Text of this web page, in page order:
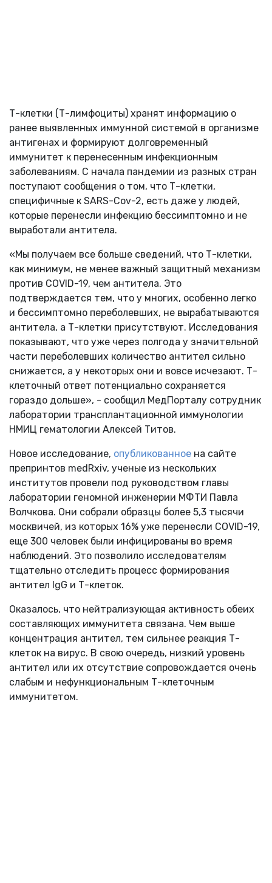
Т-клетки (Т-лимфоциты) хранят информацию о
ранее выявленных иммунной системой в организме
антигенах и формируют долговременный
иммунитет к перенесенным инфекционным
заболеваниям. С начала пандемии из разных стран
поступают сообщения о том, что Т-клетки,
специфичные к SARS-Cov-2, есть даже у людей,
которые перенесли инфекцию бессимптомно и не
выработали антитела.
«Мы получаем все больше сведений, что Т-клетки,
как минимум, не менее важный защитный механизм
против COVID-19, чем антитела. Это
подтверждается тем, что у многих, особенно легко
и бессимптомно переболевших, не вырабатываются
антитела, а Т-клетки присутствуют. Исследования
показывают, что уже через полгода у значительной
части переболевших количество антител сильно
снижается, а у некоторых они и вовсе исчезают. Т-
клеточный ответ потенциально сохраняется
гораздо дольше», - сообщил МедПорталу сотрудник
лаборатории трансплантационной иммунологии
НМИЦ гематологии Алексей Титов.
Новое исследование, опубликованное на сайте
препринтов medRxiv, ученые из нескольких
институтов провели под руководством главы
лаборатории геномной инженерии МФТИ Павла
Волчкова. Они собрали образцы более 5,3 тысячи
москвичей, из которых 16% уже перенесли COVID-19,
еще 300 человек были инфицированы во время
наблюдений. Это позволило исследователям
тщательно отследить процесс формирования
антител IgG и Т-клеток.
Оказалось, что нейтрализующая активность обеих
составляющих иммунитета связана. Чем выше
концентрация антител, тем сильнее реакция Т-
клеток на вирус. В свою очередь, низкий уровень
антител или их отсутствие сопровождается очень
слабым и нефункциональным Т-клеточным
иммунитетом.